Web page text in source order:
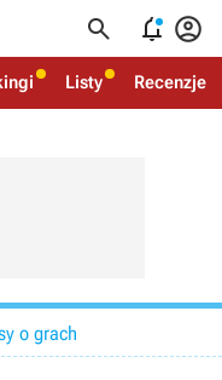
  
Listy Recenzje
o grach